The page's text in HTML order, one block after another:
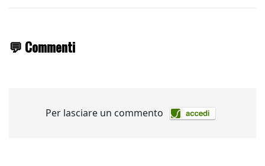
💬 Commenti